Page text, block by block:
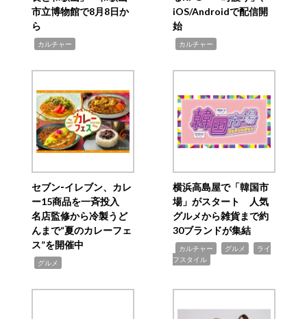
市立博物館で8月8日か
ら
カルチャー
iOS/Androidで配信開
始
カルチャー
セブン‐イレブン、カレ
ー15商品を一斉投入
名店監修から冷製うど
んまで“夏のカレーフェ
ス”を開催中
グルメ
横浜高島屋で「韓国市
場」がスタート 人気
グルメから雑貨まで約
30ブランドが集結
カルチャー グルメ
ライ
フスタイル